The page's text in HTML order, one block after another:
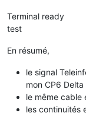
Terminal ready
test
En résumé,
le signal
mon CP6
le même cable
les continuités